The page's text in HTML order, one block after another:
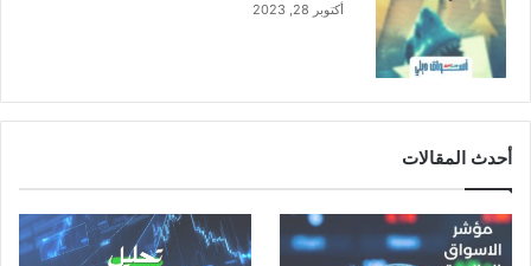
ن
ل
س
ع
و
د
ي
أكتوبر 28, 2023
أحدث المقالات